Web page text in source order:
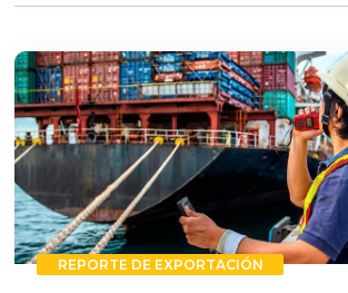
REPORTE DE EXPORTACIÓN